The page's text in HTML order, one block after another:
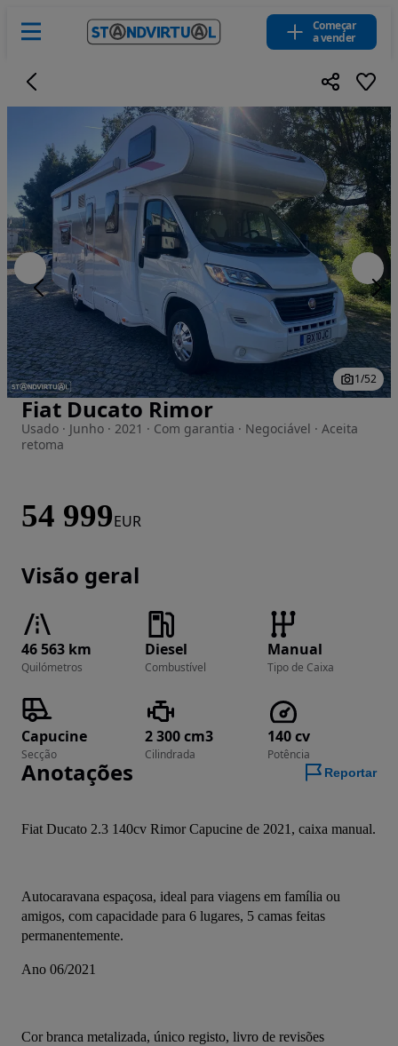
Começar
a vender
Imagem 1 de 52
1/52
Fiat Ducato Rimor
Usado · Junho · 2021 · Com garantia · Negociável · Aceita
retoma
54 999EUR
Visão geral
46 563 km
Quilómetros
Diesel
Combustível
Manual
Tipo de Caixa
Capucine
Secção
2 300 cm3
Cilindrada
140 cv
Potência
Anotações Reportar
Fiat Ducato 2.3 140cv Rimor Capucine de 2021, caixa manual.
Autocaravana espaçosa, ideal para viagens em família ou
amigos, com capacidade para 6 lugares, 5 camas feitas
permanentemente.
Ano 06/2021
Cor branca metalizada, único registo, livro de revisões